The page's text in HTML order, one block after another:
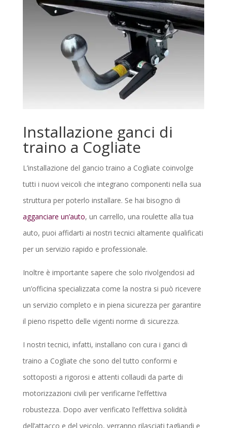
Installazione ganci di
traino a Cogliate
L’installazione del gancio traino a Cogliate coinvolge
tutti i nuovi veicoli che integrano componenti nella sua
struttura per poterlo installare. Se hai bisogno di
agganciare un’auto, un carrello, una roulette alla tua
auto, puoi affidarti ai nostri tecnici altamente qualificati
per un servizio rapido e professionale.
Inoltre è importante sapere che solo rivolgendosi ad
un’officina specializzata come la nostra si può ricevere
un servizio completo e in piena sicurezza per garantire
il pieno rispetto delle vigenti norme di sicurezza.
I nostri tecnici, infatti, installano con cura i ganci di
traino a Cogliate che sono del tutto conformi e
sottoposti a rigorosi e attenti collaudi da parte di
motorizzazioni civili per verificarne l’effettiva
robustezza. Dopo aver verificato l’effettiva solidità
dell’attacco e del veicolo, verranno rilasciati tagliandi e